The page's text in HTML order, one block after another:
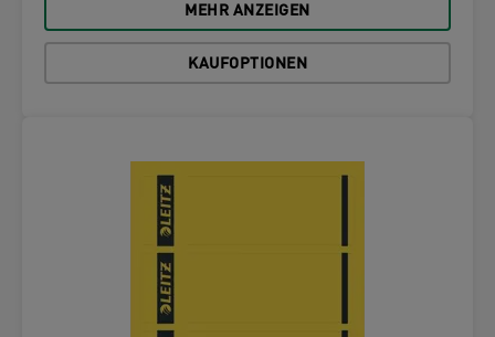
MEHR ANZEIGEN
KAUFOPTIONEN